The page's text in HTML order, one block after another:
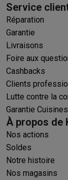
Service
Réparation
Garantie
Livraisons
Foire aux
Cashbacks
Clients
Lutte contre la
Garantie
À propos de
Nos actions
Soldes
Notre histoire
Nos magasins